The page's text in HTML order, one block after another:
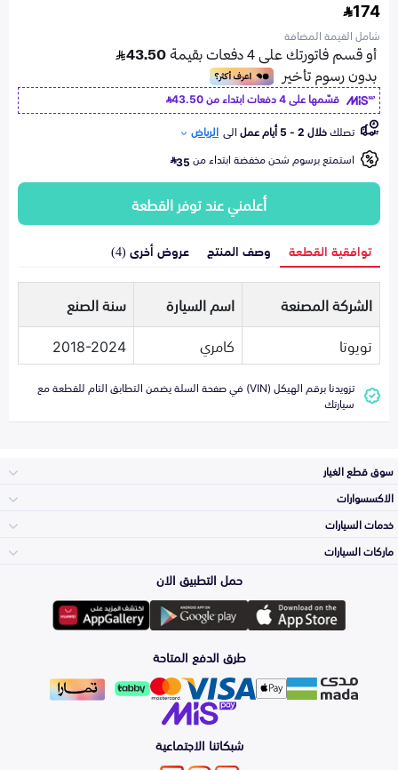
174
شامل القيمة المضافة
قسّمها على 4 دفعات ابتداء من
43.50
تصلكخلال 2 - 5 أيام عمل الى الرياض
استمتع برسوم شحن مخفضة ابتداء من35
أعلمني عند توفر القطعة
توافقية القطعة وصف المنتج عروض أخرى (4)
الشركة المصنعة اسم السيارة
سنة الصنع
تويوتا
كامري 2018-2024
تزويدنا برقم الهيكل (VIN) في صفحة السلة يضمن التطابق التام للقطعة مع
سيارتك
سوق قطع الغيار
المكائن، القيرات
وملحقاتها
الشمعات
والاصطبات (الاضاءة)
الفرامل والأقمشة
الاكسسوارات
لوازم الرحلات
اكسسوارات العناية
الزيوت و السوائل
خدمات السيارات
الأكثر مبيعاً
التلميع والعناية
ماركات السيارات
تويوتا
هيونداي
كيا
حمل التطبيق الان
طرق الدفع المتاحة
شبكاتنا الاجتماعية